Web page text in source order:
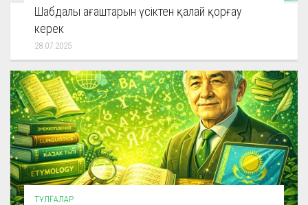
Шабдалы ағаштарын үсіктен қалай қорғау
керек
28.07.2025
ТҰЛҒАЛАР